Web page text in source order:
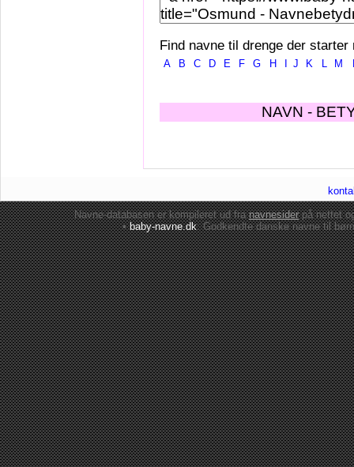
Find navne til drenge der starter
A B C D E F G H J K L M
NAVN -
Navne-databasen er kompileret ud franavnesiderpå nettet
•baby-navne.dk: Godkendte danskenavne til børn